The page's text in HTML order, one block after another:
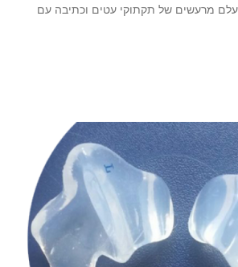
מרעשים של תקתוקי עטים וכתיבה עם